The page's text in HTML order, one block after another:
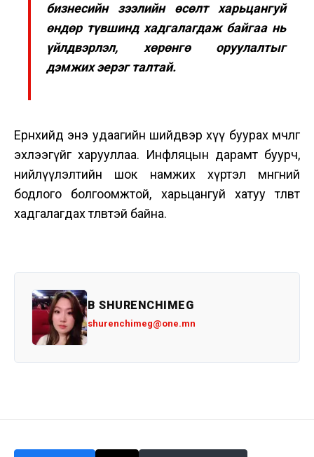
бизнесийн зээлийн өсөлт харьцангуй
өндөр түвшинд хадгалагдаж байгаа нь
үйлдвэрлэл, хөрөнгө оруулалтыг
дэмжих эерэг талтай.
Ерөнхийдөө энэ удаагийн шийдвэр хүү буурах мөчлөг
эхлээгүйг харууллаа. Инфляцын дарамт буурч,
нийлүүлэлтийн шок намжих хүртэл мөнгөний
бодлого болгоомжтой, харьцангуй хатуу төлөвт
хадгалагдах төлөвтэй байна.
B SHURENCHIMEG
shurenchimeg@one.mn